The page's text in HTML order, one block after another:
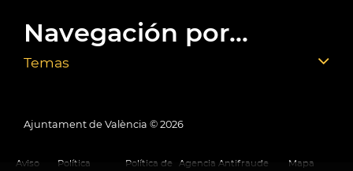
Navegación por...
Temas
Ajuntament de València © 2026
Aviso
Política
Política de
Agencia Antifraude
Mapa